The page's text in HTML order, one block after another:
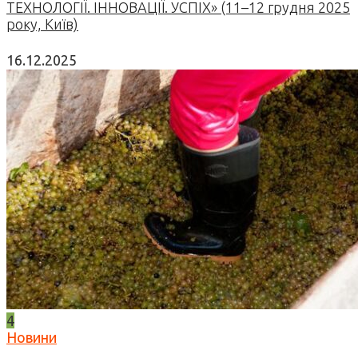
ТЕХНОЛОГІЇ. ІННОВАЦІЇ. УСПІХ» (11–12 грудня 2025
року, Київ)
16.12.2025
4
Новини